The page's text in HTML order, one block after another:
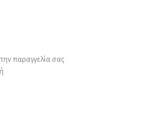
παραγγελία σας